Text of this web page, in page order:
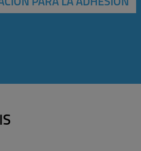
PARA LA ADHESIÓN